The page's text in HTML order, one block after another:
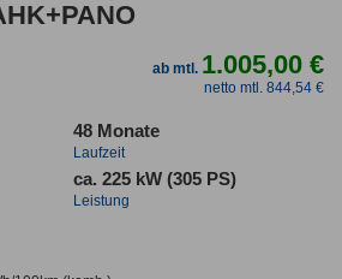
ab mtl. 1.005,00 €
netto mtl. 844,54 €
48 Monate
Laufzeit
ca. 225 kW (305 PS)
Leistung